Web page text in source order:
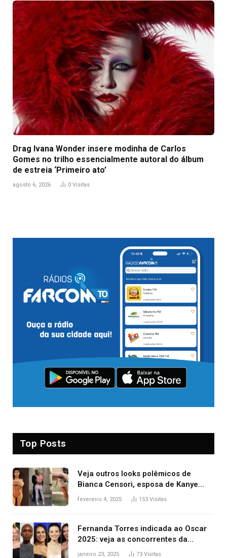
Drag Ivana Wonder insere modinha de Carlos
Gomes no trilho essencialmente autoral do álbum
de estreia ‘Primeiro ato’
agosto 6, 2026 0 Visitas
Top Posts
Veja outros looks polêmicos de
Bianca Censori, esposa de Kanye
West que apareceu nua no Grammy
fevereiro 4, 2025 153 Visitas
Fernanda Torres indicada ao Oscar
2025: veja as concorrentes da
brasileira a melhor atriz
janeiro 23, 2025 73 Visitas